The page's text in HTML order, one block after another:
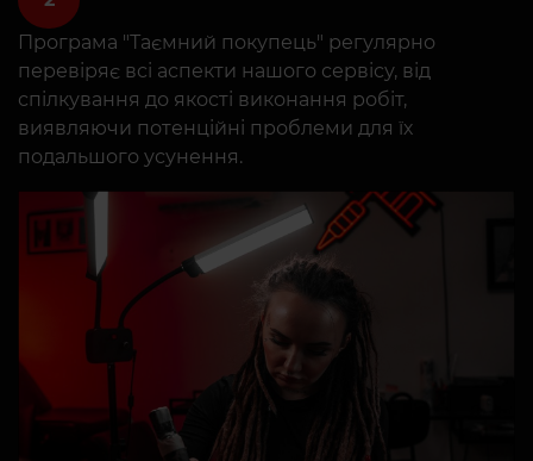
Програма "Таємний покупець" регулярно
перевіряє всі аспекти нашого сервісу, від
спілкування до якості виконання робіт,
виявляючи потенційні проблеми для їх
подальшого усунення.